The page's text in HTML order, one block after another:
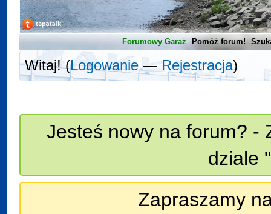
Forumowy Garaż Pomóż forum!
Witaj! (Logowanie—Rejestracja)
Jesteś nowy na forum? -
dziale
Zapraszamy